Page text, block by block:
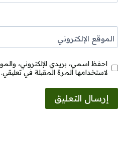
الموقع الإلكتروني
احفظ اسمي، بريدي الإلكتروني،
لاستخدامها المرة المقبلة في تعليقي.